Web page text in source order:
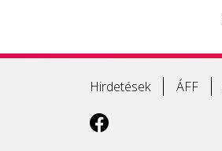
Hirdetések ÁFF